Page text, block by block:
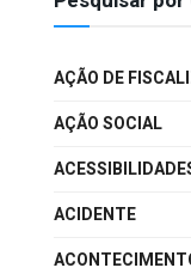
AÇÃO DE
AÇÃO SOCIAL
ACIDENTE